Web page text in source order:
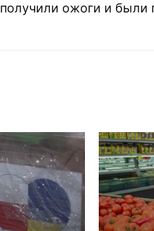
ожоги и были